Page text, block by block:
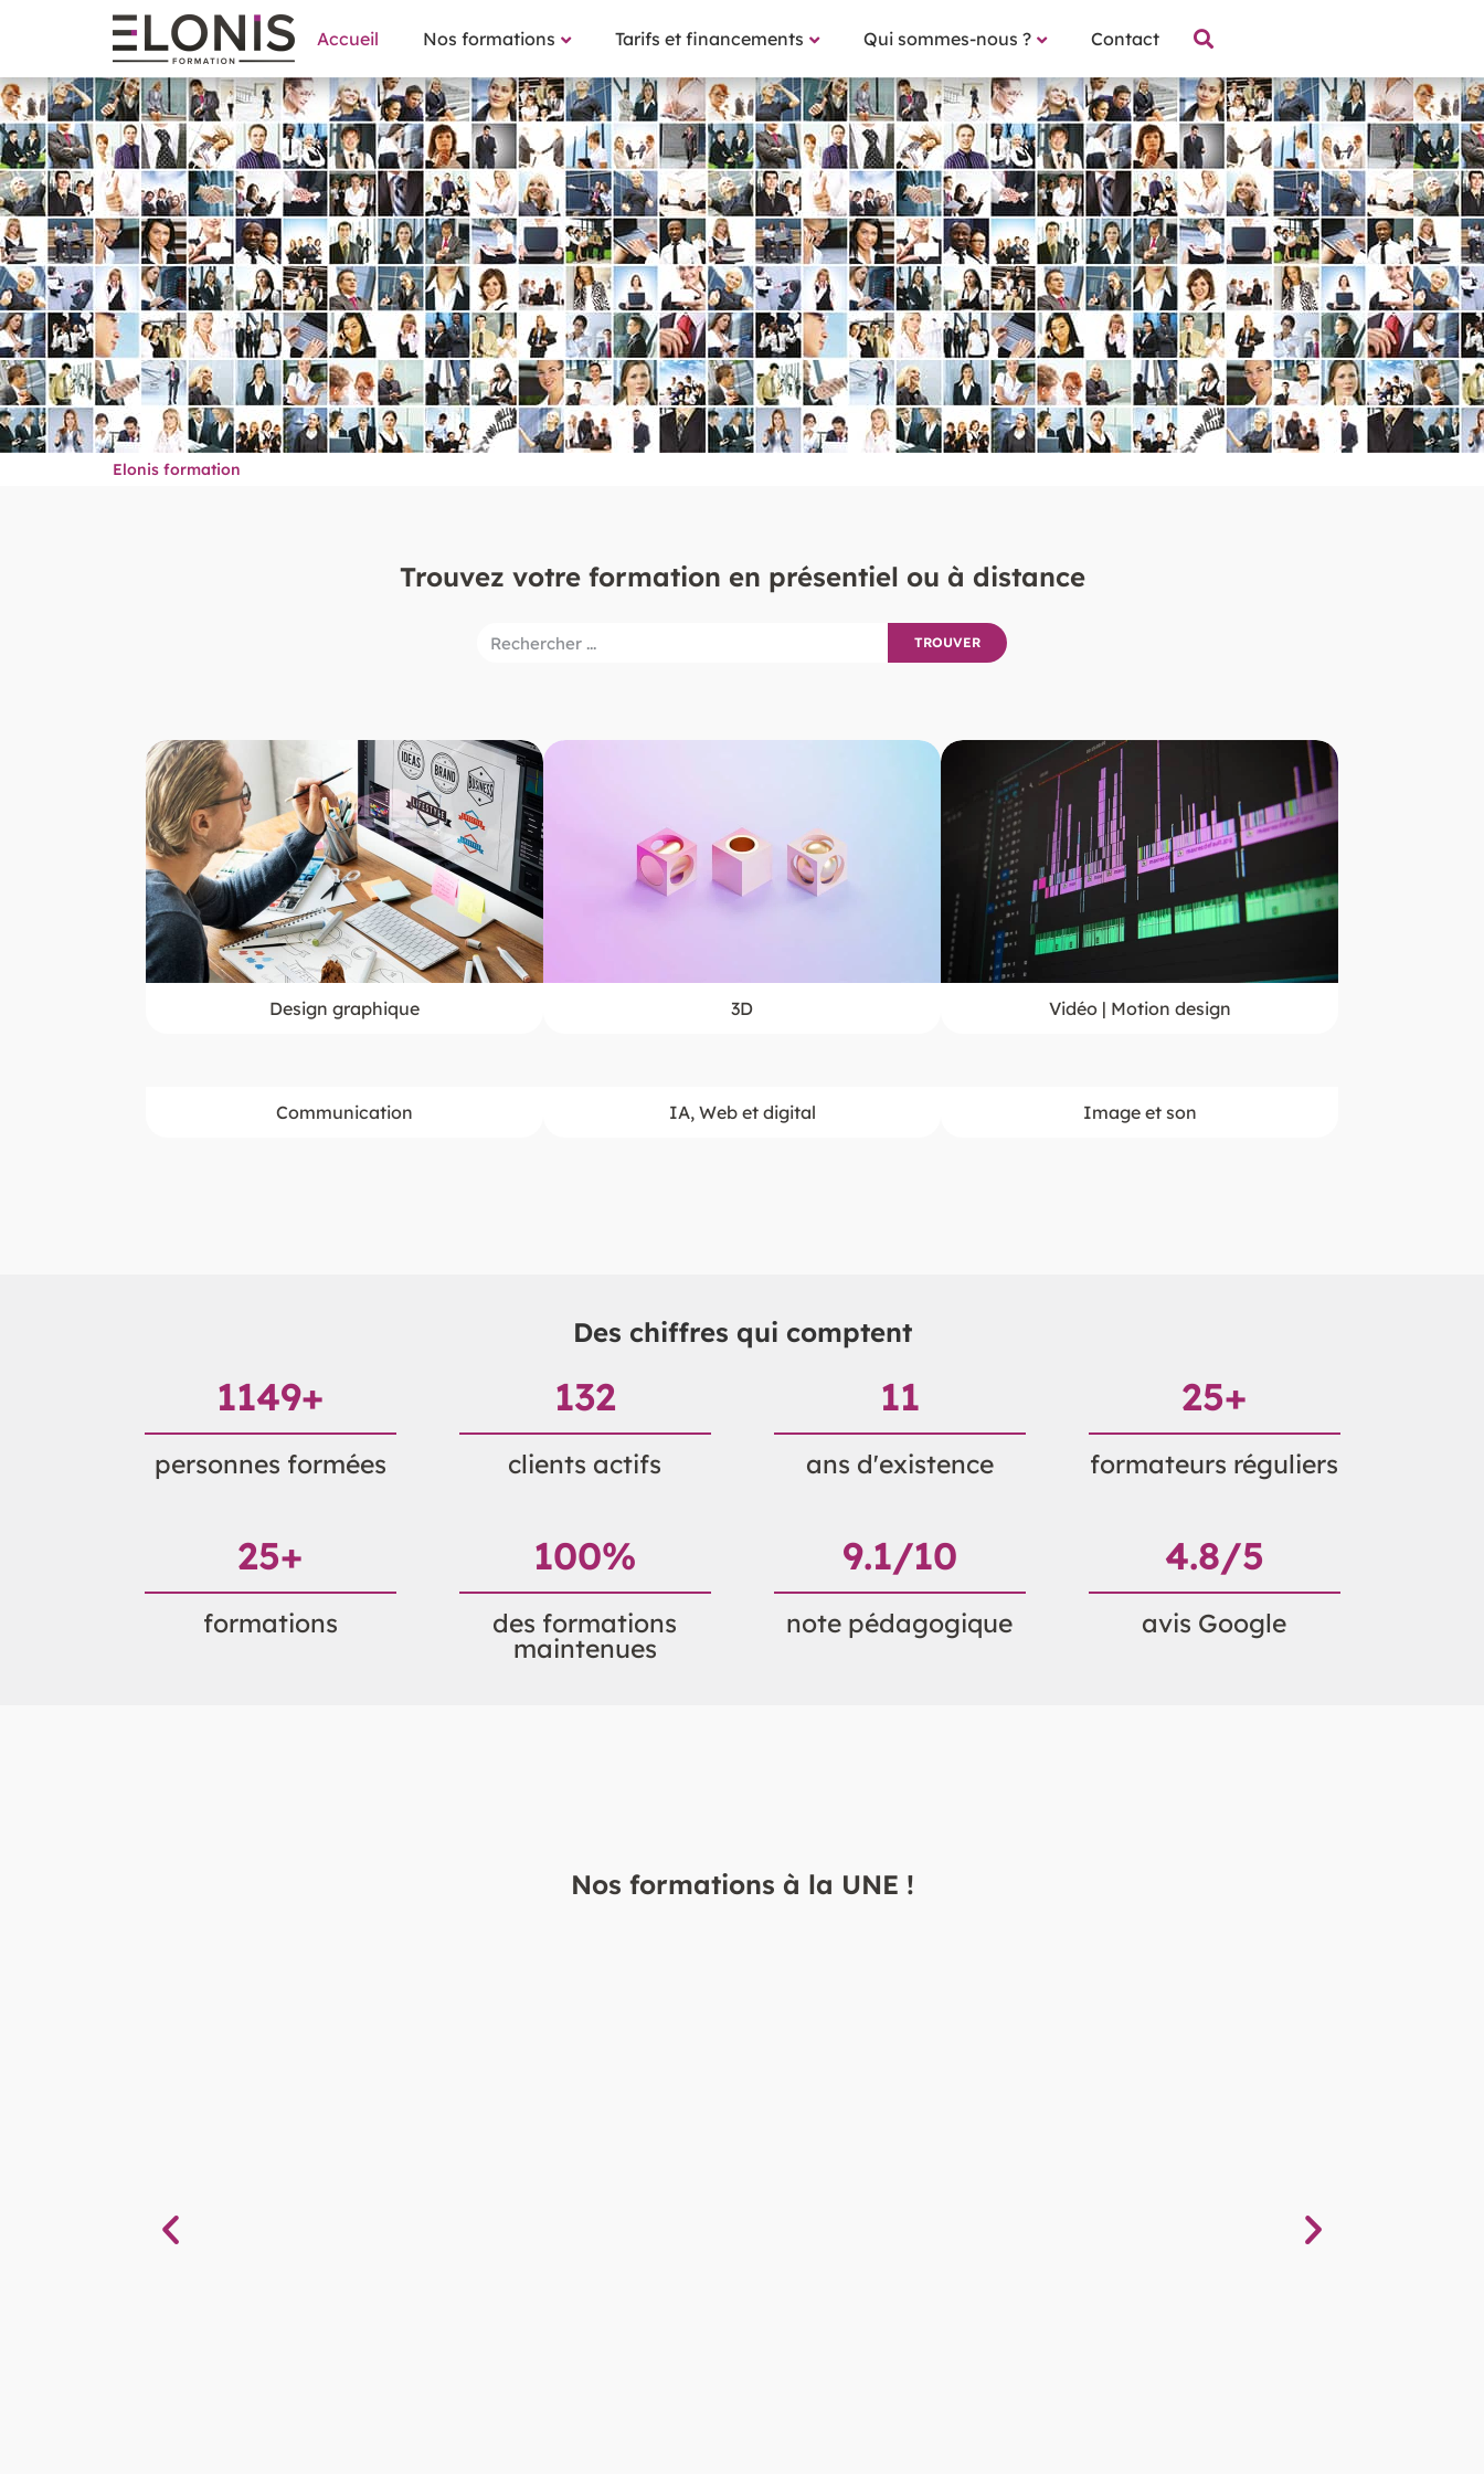
Accueil Nos formations Tarifs et financements Qui sommes-nous ? Contact
Elonis formation
Trouvez votre formation en présentiel ou à distance
TROUVER
Design graphique 3D Vidéo | Motion design
Communication IA, Web et digital Image et son
Des chiffres qui comptent
1195+
personnes formées
132
clients actifs
11
ans d'existence
25+
formateurs réguliers
25+
formations
100%
des formations
maintenues
9.7/10
note pédagogique
4.8/5
avis Google
Nos formations à la UNE !